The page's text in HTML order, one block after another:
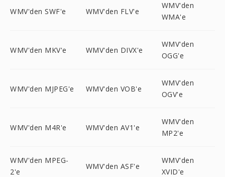
WMV'den SWF'e WMV'den FLV'e
WMV'den
WMA'e
WMV'den MKV'e WMV'den DIVX'e
WMV'den
OGG'e
WMV'den MJPEG'e WMV'den VOB'e
WMV'den
OGV'e
WMV'den M4R'e WMV'den AV1'e
WMV'den
MP2'e
WMV'den MPEG-
2'e
WMV'den ASF'e
WMV'den
XVID'e